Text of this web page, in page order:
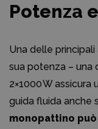
Potenza
Una delle
sua potenza – una
2×1000 W
guida fluida anche
monopattino può